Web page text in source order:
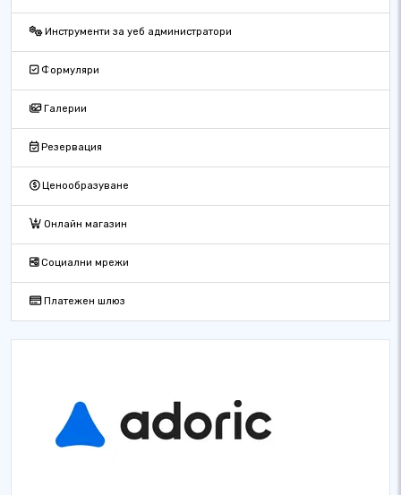
Инструменти за уеб администратори
Формуляри
Галерии
Резервация
Ценообразуване
Онлайн магазин
Социални мрежи
Платежен шлюз